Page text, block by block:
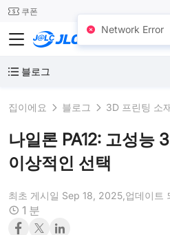
24SMT 쿠폰
JLC3DP
블로그
집이에요 블로그 3D 프린팅 소
나일론 PA12: 고성능
이상적인 선택
최초 게시일 Sep 18, 2025, 업데이트
1 분
Network Error